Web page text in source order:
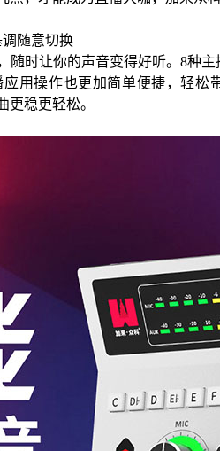
随意切换
随时让你的声音变得好听。8种主
用操作也更加简单便捷，轻松
稳更轻松。